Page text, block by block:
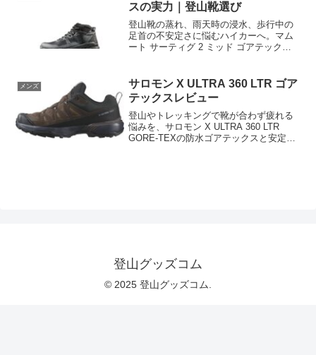
スの実力｜登山靴選び
登山靴の蒸れ、雨天時の浸水、歩行中の
足首の不安定さに悩むハイカーへ。マム
ート サーティグ 2 ミッド ゴアテックス
り登山や軽快な縦走に合うかを比較し、
購入前に価格・在庫・販売条件も確認し
て、自分の足と山行に合う一足を選びま
しょう。
メンズ
サロモン X ULTRA 360 LTR ゴア
テックスレビュー
登山やトレッキングで靴が合わず疲れる
悩みを、サロモン X ULTRA 360 LTR
GORE-TEXの防水ゴアテックスと安定し
登山グッズコム
© 2025 登山グッズコム.